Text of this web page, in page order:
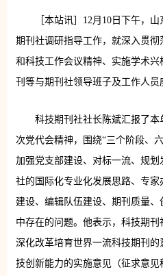
［本站讯］12月10日下午，
期刊社调研指导工作，就深入贯
和科技工作会议精神、实施学术
刊等与期刊社领导班子及工作人员
科技期刊社社长陈斌汇报了
次党代会精神，围绕“三个阶段、
加强党支部建设、对标一流、规划
社的国际化专业化发展思路、专
建设、编辑队伍建设、期刊质量
中存在的问题。他表示，科技期
深化改革培育世界一流科技期刊
技创新能力的实施意见（征求意